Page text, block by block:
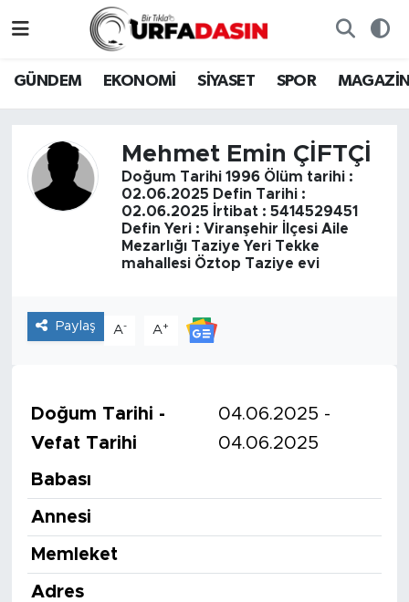
GÜNDEM EKONOMİ SİYASET SPOR
Mehmet Emin ÇİFTÇİ
Doğum Tarihi 1996 Ölüm tarihi :
02.06.2025 Defin Tarihi :
02.06.2025 İrtibat : 5414529451
Defin Yeri : Viranşehir İlçesi Aile
Mezarlığı Taziye Yeri Tekke
mahallesi Öztop Taziye evi
Paylaş A- A+
Doğum Tarihi -
Vefat Tarihi
04.06.2025 -
04.06.2025
Babası
Annesi
Memleket
Adres
SİYASET
SPOR
MAGAZİN
İletişim
Nöbetçi Eczaneler
Namaz Vakitleri
Trafik Durumu
Süper Lig Puan Durumu ve Fikstür
Son Dakika Haberleri